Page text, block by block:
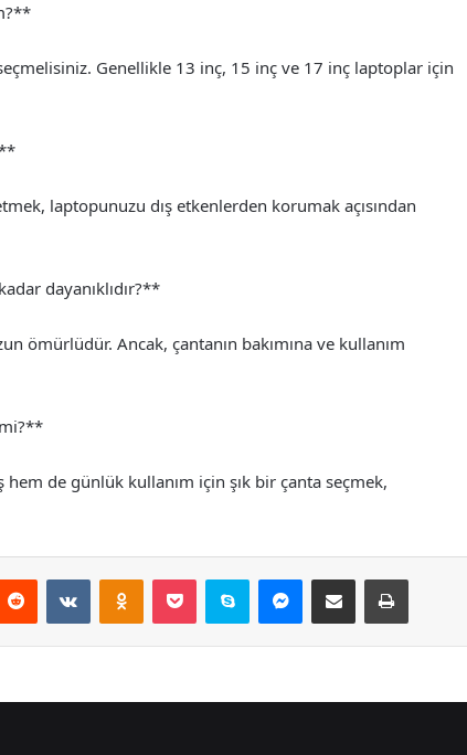
Genellikle 13 inç, 15 inç ve 17 inç laptoplar için
laptopunuzu dış etkenlerden korumak açısından
dayanıklıdır?**
ömürlüdür. Ancak, çantanın bakımına ve kullanım
hem de günlük kullanım için şık bir çanta seçmek,
Reddit VKontakteOdnoklassniki
Pocket Skype Messenger
E-Posta ile paylaş Yazdır